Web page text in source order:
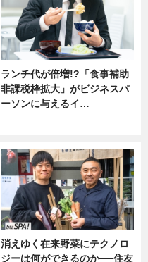
ランチ代が倍増!?「食事補助
非課税枠拡大」がビジネスパ
ーソンに与えるイ…
消えゆく在来野菜にテクノロ
ジーは何ができるのか──住友